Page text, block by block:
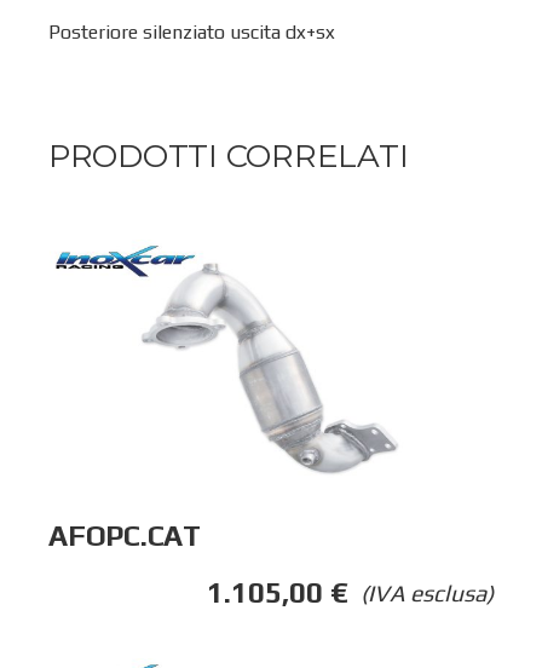
Posteriore silenziato uscita dx+sx
PRODOTTI CORRELATI
AFOPC.CAT
(IVA esclusa)
1.105,00 €